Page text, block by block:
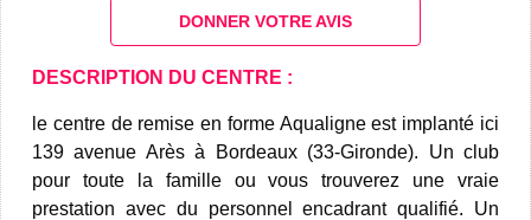
DONNER VOTRE AVIS
DESCRIPTION DU CENTRE :
le centre de remise en forme Aqualigne est implanté ici
139 avenue Arès à Bordeaux (33-Gironde). Un club
pour toute la famille ou vous trouverez une vraie
prestation avec du personnel encadrant qualifié. Un